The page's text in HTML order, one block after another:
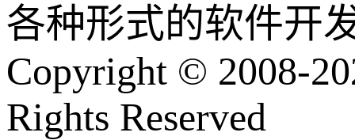
各种形式的软件开
Copyright © 2008-
Rights Reserved